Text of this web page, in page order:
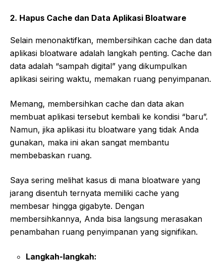
2. Hapus Cache dan Data Aplikasi Bloatware
Selain menonaktifkan, membersihkan cache dan data
aplikasi bloatware adalah langkah penting. Cache dan
data adalah “sampah digital” yang dikumpulkan
aplikasi seiring waktu, memakan ruang penyimpanan.
Memang, membersihkan cache dan data akan
membuat aplikasi tersebut kembali ke kondisi “baru”.
Namun, jika aplikasi itu bloatware yang tidak Anda
gunakan, maka ini akan sangat membantu
membebaskan ruang.
Saya sering melihat kasus di mana bloatware yang
jarang disentuh ternyata memiliki cache yang
membesar hingga gigabyte. Dengan
membersihkannya, Anda bisa langsung merasakan
penambahan ruang penyimpanan yang signifikan.
Langkah-langkah: